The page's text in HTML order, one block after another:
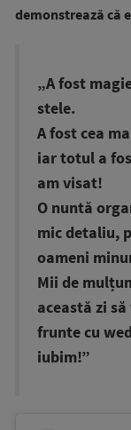
demonstrează că
„A fost
stele.
A fost cea
iar totul a
am visat!
O nuntă
mic detaliu,
oameni
Mii de
această zi
frunte cu
iubim!”